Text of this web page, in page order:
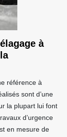
à
référence à
sont d’une
la plupart lui font
d’urgence
en mesure de